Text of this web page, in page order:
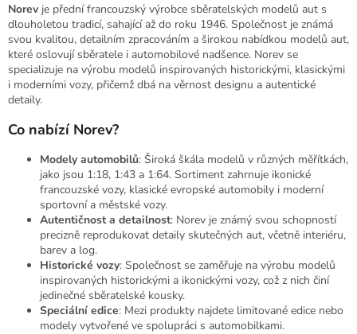
Norev je přední francouzský výrobce sběratelských modelů aut s
dlouholetou tradicí, sahající až do roku 1946. Společnost je známá
svou kvalitou, detailním zpracováním a širokou nabídkou modelů aut,
které oslovují sběratele i automobilové nadšence. Norev se
specializuje na výrobu modelů inspirovaných historickými, klasickými
i moderními vozy, přičemž dbá na věrnost designu a autentické
detaily.
Co nabízí Norev?
Modely automobilů: Široká škála modelů v různých měřítkách,
jako jsou 1:18, 1:43 a 1:64. Sortiment zahrnuje ikonické
francouzské vozy, klasické evropské automobily i moderní
sportovní a městské vozy.
Autentičnost a detailnost: Norev je známý svou schopností
precizně reprodukovat detaily skutečných aut, včetně interiéru,
barev a log.
Historické vozy: Společnost se zaměřuje na výrobu modelů
inspirovaných historickými a ikonickými vozy, což z nich činí
jedinečné sběratelské kousky.
Speciální edice: Mezi produkty najdete limitované edice nebo
modely vytvořené ve spolupráci s automobilkami.